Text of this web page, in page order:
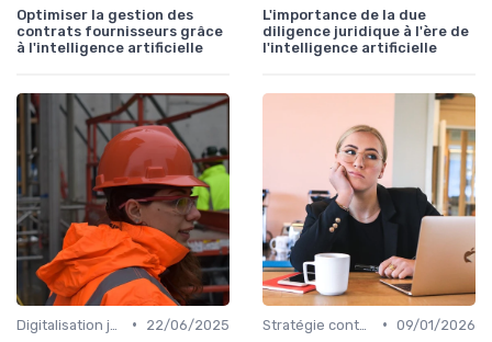
Optimiser la gestion des
contrats fournisseurs grâce
à l'intelligence artificielle
L'importance de la due
diligence juridique à l'ère de
l'intelligence artificielle
•
22/06/2025
• 09/01/2026